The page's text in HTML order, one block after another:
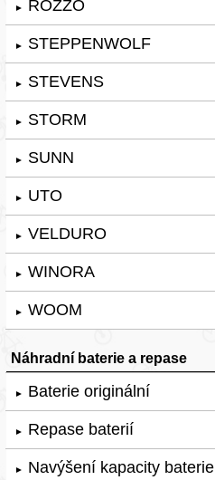
► ROZZO
► STEPPENWOLF
► STEVENS
► STORM
► SUNN
► UTO
► VELDURO
► WINORA
► WOOM
Náhradní baterie a repase
► Baterie originální
► Repase baterií
► Navýšení kapacity baterie